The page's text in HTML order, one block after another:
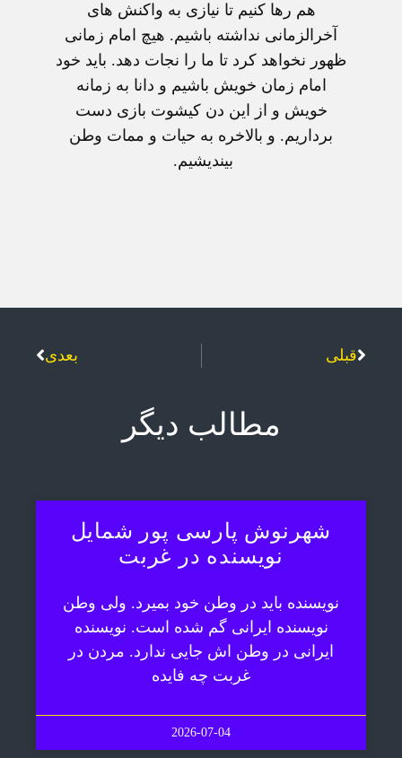
هم رها کنیم تا نیازی به واکنش های
آخرالزمانی نداشته باشیم. هیچ امام زمانی
ظهور نخواهد کرد تا ما را نجات دهد. باید خود
امام زمان خویش باشیم و دانا به زمانه
خویش و از این دن کیشوت بازی دست
برداریم. و بالاخره به حیات و ممات وطن
بیندیشیم.
قبلی بعدی
مطالب دیگر
شهرنوش پارسی پور شمایل
نویسنده در غربت
نویسنده باید در وطن خود بمیرد. ولی وطن
نویسنده ایرانی گم شده است. نویسنده
ایرانی در وطن اش جایی ندارد. مردن در
غربت چه فایده
2026-07-04